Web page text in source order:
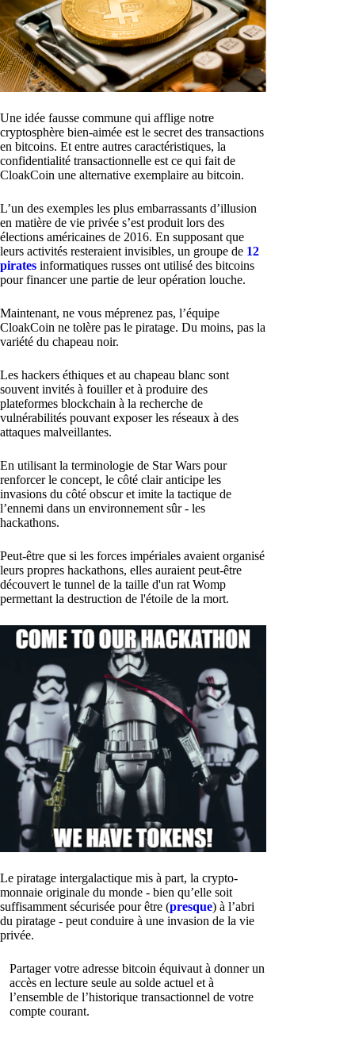
Une idée fausse commune qui afflige notre
cryptosphère bien-aimée est le secret des transactions
en bitcoins. Et entre autres caractéristiques, la
confidentialité transactionnelle est ce qui fait de
CloakCoin une alternative exemplaire au bitcoin.
L’un des exemples les plus embarrassants d’illusion
en matière de vie privée s’est produit lors des
élections américaines de 2016. En supposant que
leurs activités resteraient invisibles, un groupe de 12
pirates informatiques russes ont utilisé des bitcoins
pour financer une partie de leur opération louche.
Maintenant, ne vous méprenez pas, l’équipe
CloakCoin ne tolère pas le piratage. Du moins, pas la
variété du chapeau noir.
Les hackers éthiques et au chapeau blanc sont
souvent invités à fouiller et à produire des
plateformes blockchain à la recherche de
vulnérabilités pouvant exposer les réseaux à des
attaques malveillantes.
En utilisant la terminologie de Star Wars pour
renforcer le concept, le côté clair anticipe les
invasions du côté obscur et imite la tactique de
l’ennemi dans un environnement sûr - les
hackathons.
Peut-être que si les forces impériales avaient organisé
leurs propres hackathons, elles auraient peut-être
découvert le tunnel de la taille d'un rat Womp
permettant la destruction de l'étoile de la mort.
Le piratage intergalactique mis à part, la crypto-
monnaie originale du monde - bien qu’elle soit
suffisamment sécurisée pour être (presque) à l’abri
du piratage - peut conduire à une invasion de la vie
privée.
Partager votre adresse bitcoin équivaut à donner un
accès en lecture seule au solde actuel et à
l’ensemble de l’historique transactionnel de votre
compte courant.